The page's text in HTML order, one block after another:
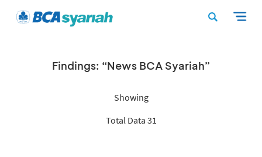
Findings: “News BCA Syariah”
Showing
Total Data 31